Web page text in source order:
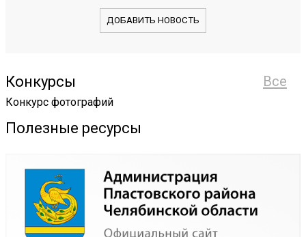
ДОБАВИТЬ НОВОСТЬ
Все
Конкурсы
Конкурс фотографий
Полезные ресурсы